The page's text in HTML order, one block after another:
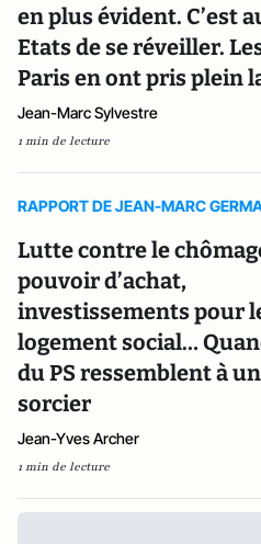
en plus évident. C’est
Etats de se réveiller.
Paris en ont pris plein
Jean-Marc Sylvestre
1 min de lecture
RAPPORT DE JEAN-MARC
Lutte contre le
pouvoir d’achat,
investissements pour
logement social…
du PS ressemblent à
sorcier
Jean-Yves Archer
1 min de lecture